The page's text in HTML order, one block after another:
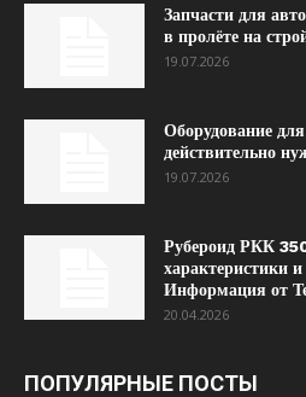
Запчасти для
в пролёте на
19.07.2026
Оборудование
действительно
19.07.2026
Рубероид РКК
характеристики
Информация от
20.04.2026
ПОПУЛЯРНЫЕ ПОСТЫ